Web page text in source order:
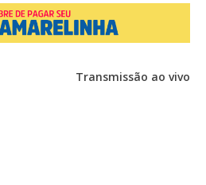
Transmissão ao vivo